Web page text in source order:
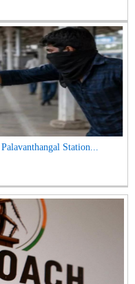
Station...